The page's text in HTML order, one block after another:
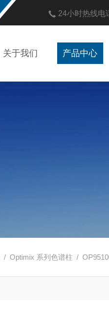
24小时热线电
关于我们 产品中心
/Optimix 系列色谱柱 /